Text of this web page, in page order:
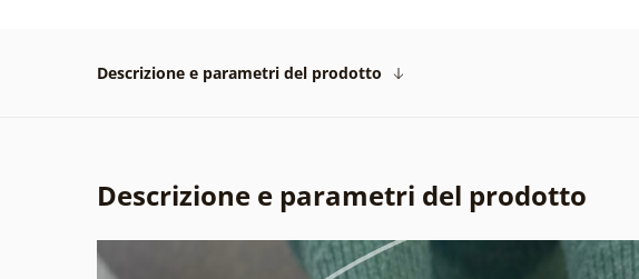
Descrizione e parametri del prodotto
Descrizione e parametri del prodotto